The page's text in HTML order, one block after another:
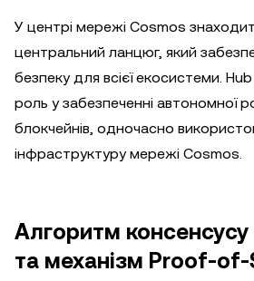
У центрі мережі Cosmos
центральний ланцюг, який
безпеку для всієї екосистеми.
роль у забезпеченні автономної
блокчейнів, одночасно
інфраструктуру мережі Cosmos.
Алгоритм
та механізм Proof-